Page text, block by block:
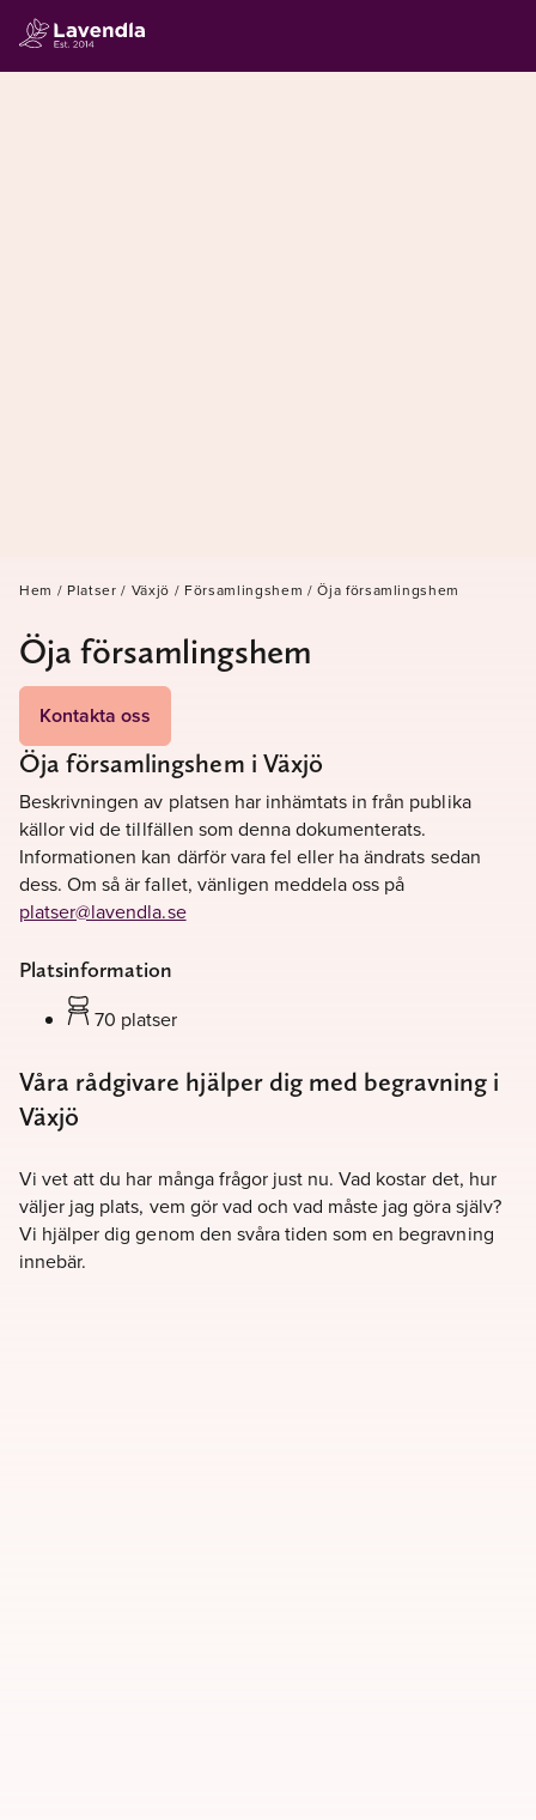
Hem / Platser / Växjö / Församlingshem / Öja församlingshem
Öja församlingshem
Kontakta oss
Öja församlingshem i Växjö
Beskrivningen av platsen har inhämtats in från publika
källor vid de tillfällen som denna dokumenterats.
Informationen kan därför vara fel eller ha ändrats sedan
dess. Om så är fallet, vänligen meddela oss på
platser@lavendla.se
Platsinformation
70 platser
Våra rådgivare hjälper dig med begravning i
Växjö
Vi vet att du har många frågor just nu. Vad kostar det, hur
väljer jag plats, vem gör vad och vad måste jag göra själv?
Vi hjälper dig genom den svåra tiden som en begravning
innebär.